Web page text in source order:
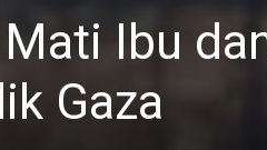
Ibu
Gaza